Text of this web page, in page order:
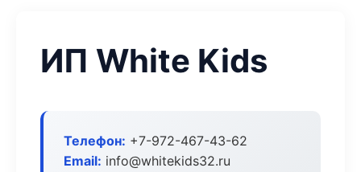
ИП White Kids
Телефон: +7-972-467-43-62
Email: info@whitekids32.ru